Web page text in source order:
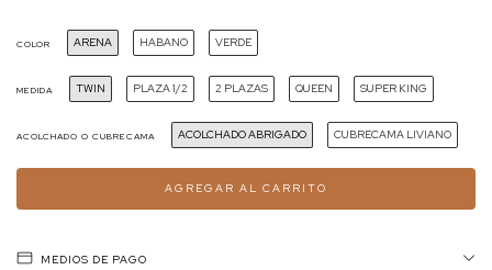
COLOR ARENA HABANO VERDE
MEDIDA TWIN PLAZA 1/2 2 PLAZAS QUEEN SUPER KING
ACOLCHADO O CUBRECAMA ACOLCHADO ABRIGADO CUBRECAMA LIVIANO
MEDIOS DE PAGO